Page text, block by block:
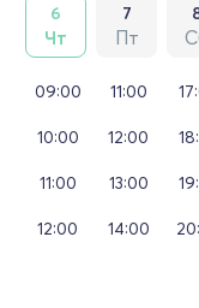
6
Чт
7
Пт
09:00
10:00
11:00
12:00
11:00
12:00
13:00
14:00